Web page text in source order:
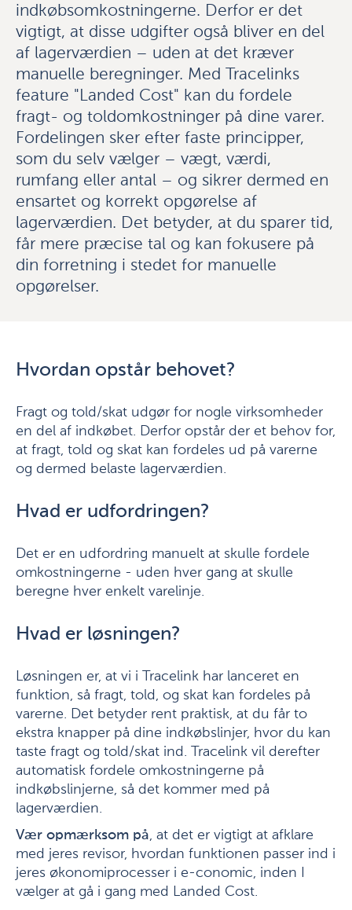
indkøbsomkostningerne. Derfor er det
vigtigt, at disse udgifter også bliver en del
af lagerværdien – uden at det kræver
manuelle beregninger. Med Tracelinks
feature "Landed Cost" kan du fordele
fragt- og toldomkostninger på dine varer.
Fordelingen sker efter faste principper,
som du selv vælger – vægt, værdi,
rumfang eller antal – og sikrer dermed en
ensartet og korrekt opgørelse af
lagerværdien. Det betyder, at du sparer tid,
får mere præcise tal og kan fokusere på
din forretning i stedet for manuelle
opgørelser.
Hvordan opstår behovet?
Fragt og told/skat udgør for nogle virksomheder
en del af indkøbet. Derfor opstår der et behov for,
at fragt, told og skat kan fordeles ud på varerne
og dermed belaste lagerværdien.
Hvad er udfordringen?
Det er en udfordring manuelt at skulle fordele
omkostningerne - uden hver gang at skulle
beregne hver enkelt varelinje.
Hvad er løsningen?
Løsningen er, at vi i Tracelink har lanceret en
funktion, så fragt, told, og skat kan fordeles på
varerne. Det betyder rent praktisk, at du får to
ekstra knapper på dine indkøbslinjer, hvor du kan
taste fragt og told/skat ind. Tracelink vil derefter
automatisk fordele omkostningerne på
indkøbslinjerne, så det kommer med på
lagerværdien.
Vær opmærksom på, at det er vigtigt at afklare
med jeres revisor, hvordan funktionen passer ind i
jeres økonomiprocesser i e-conomic, inden I
vælger at gå i gang med Landed Cost.